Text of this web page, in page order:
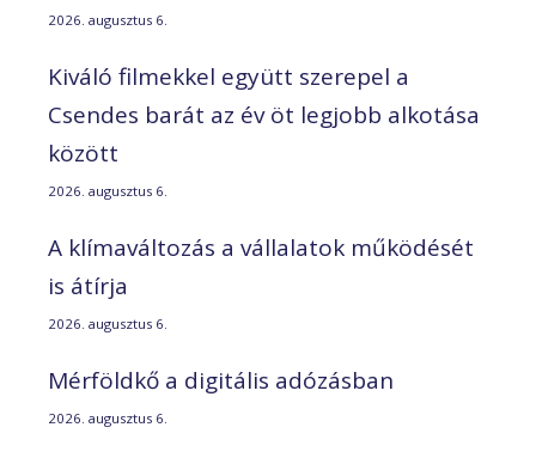
2026. augusztus 6.
Kiváló filmekkel együtt szerepel a
Csendes barát az év öt legjobb alkotása
között
2026. augusztus 6.
A klímaváltozás a vállalatok működését
is átírja
2026. augusztus 6.
Mérföldkő a digitális adózásban
2026. augusztus 6.